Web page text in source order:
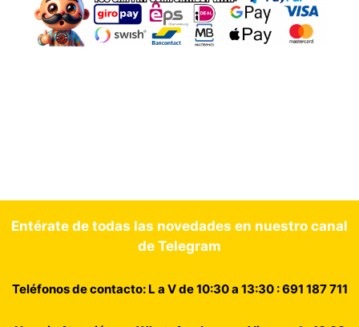
Entérate de todas las novedades en nuestro canal
de Telegram
Teléfonos de contacto: L a V de 10:30 a 13:30 : 691 187 711